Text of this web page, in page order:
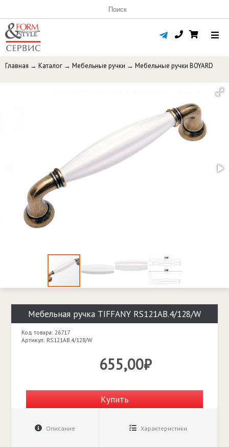
Главная → Каталог → Мебельные ручки → Мебельные ручки BOYARD
Мебельная ручка TIFFANY RS121AB.4/128/W
Код товара: 26717
Артикул: RS121AB.4/128/W
655,00₽
Купить
Описание Характеристики